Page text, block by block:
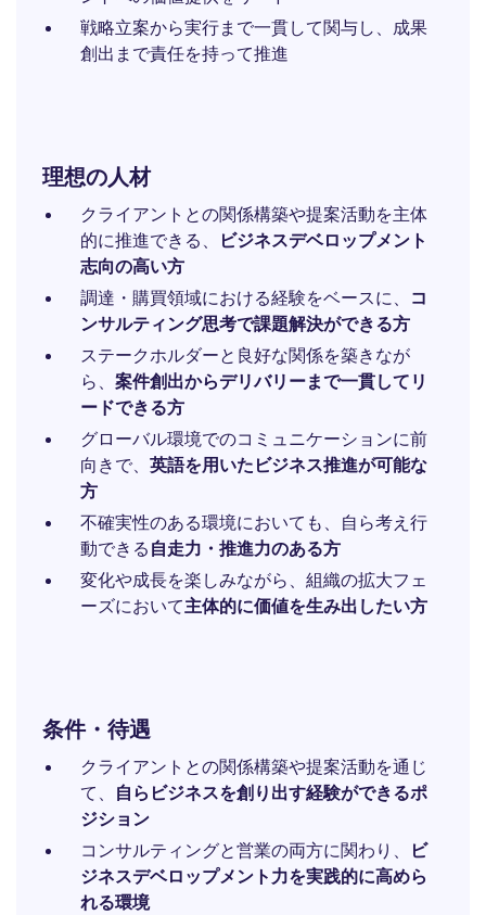
戦略立案から実行まで一貫して関与し、成果
創出まで責任を持って推進
理想の人材
クライアントとの関係構築や提案活動を主体
的に推進できる、
ビジネスデベロップメント
志向の高い方
調達・購買領域における経験をベースに、 コ
ンサルティング思考で課題解決ができる方
ステークホルダーと良好な関係を築きなが
ら、 案件創出からデリバリーまで一貫してリ
ードできる方
グローバル環境でのコミュニケーションに前
向きで、 英語を用いたビジネス推進が可能な
方
不確実性のある環境においても、自ら考え行
動できる 自走力・推進力のある方
変化や成長を楽しみながら、組織の拡大フェ
ーズにおいて主体的に価値を生み出したい方
条件・待遇
クライアントとの関係構築や提案活動を通じ
て、 自らビジネスを創り出す経験ができるポ
ジション
コンサルティングと営業の両方に関わり、
ビ
ジネスデベロップメント力を実践的に高めら
れる環境